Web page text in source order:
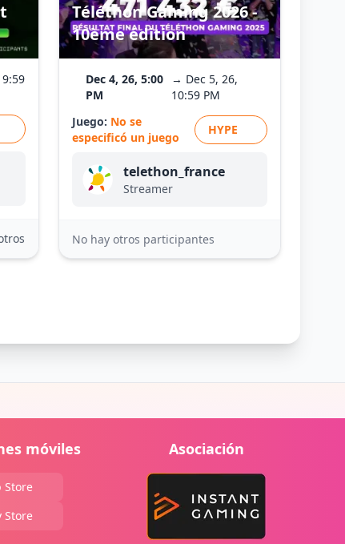
Téléthon Gaming 2026 -
10ème édition
Dec 4, 26, 5:00
PM
→ Dec 5, 26,
10:59 PM
Juego: No se
especificó un juego
HYPE
telethon_france
Streamer
No hay otros participantes
móviles
Store
Store
Asociación